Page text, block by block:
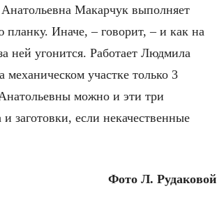
Макарчук выполняет
Иначе, – говорит, – и как на
ней угонится. Работает Людмила
участке только 3
можно и эти три
заготовки, если некачественные
Фото Л. Рудаковой